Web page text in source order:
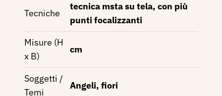
Tecniche
tecnica msta su tela, con più
punti focalizzanti
Misure (H
x B)
cm
Soggetti /
Temi
Angeli, fiori